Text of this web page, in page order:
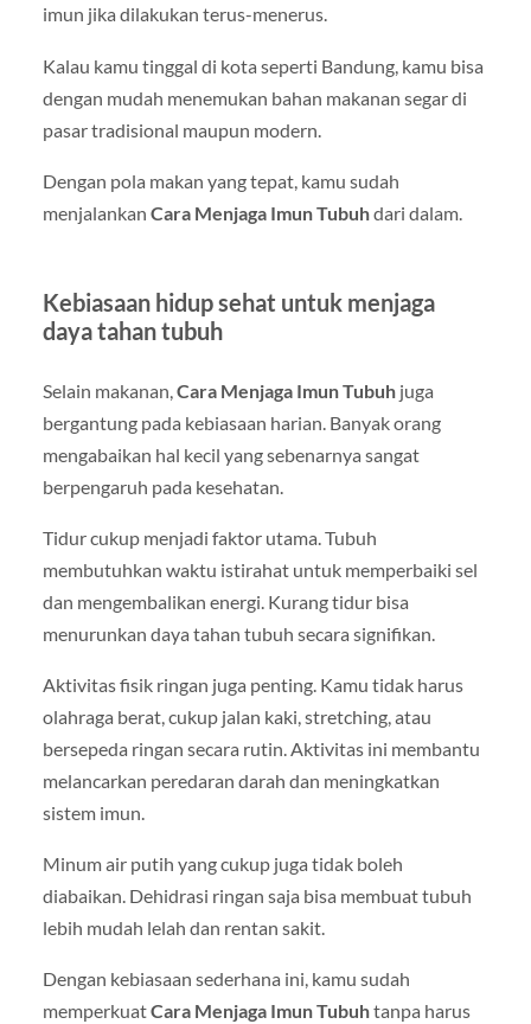
imun jika dilakukan terus-menerus.
Kalau kamu tinggal di kota seperti Bandung, kamu bisa
dengan mudah menemukan bahan makanan segar di
pasar tradisional maupun modern.
Dengan pola makan yang tepat, kamu sudah
menjalankan Cara Menjaga Imun Tubuhdari dalam.
Kebiasaan hidup sehat untuk menjaga
daya tahan tubuh
Selain makanan, Cara Menjaga Imun Tubuhjuga
bergantung pada kebiasaan harian. Banyak orang
mengabaikan hal kecil yang sebenarnya sangat
berpengaruh pada kesehatan.
Tidur cukup menjadi faktor utama. Tubuh
membutuhkan waktu istirahat untuk memperbaiki sel
dan mengembalikan energi. Kurang tidur bisa
menurunkan daya tahan tubuh secara signifikan.
Aktivitas fisik ringan juga penting. Kamu tidak harus
olahraga berat, cukup jalan kaki, stretching, atau
bersepeda ringan secara rutin. Aktivitas ini membantu
melancarkan peredaran darah dan meningkatkan
sistem imun.
Minum air putih yang cukup juga tidak boleh
diabaikan. Dehidrasi ringan saja bisa membuat tubuh
lebih mudah lelah dan rentan sakit.
Dengan kebiasaan sederhana ini, kamu sudah
memperkuatCara Menjaga Imun Tubuhtanpa harus